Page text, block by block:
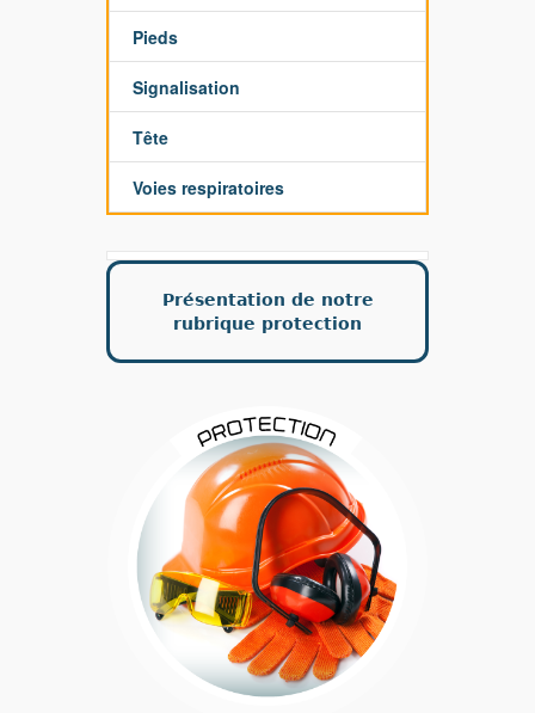
Pieds
Signalisation
Tête
Voies respiratoires
Présentation de notre
rubrique protection